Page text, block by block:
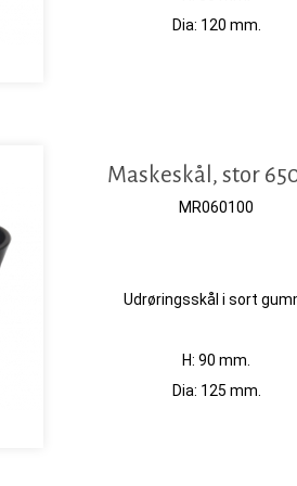
Dia: 120 mm.
Maskeskål, stor
MR060100
Udrøringsskål i sort
H: 90 mm.
Dia: 125 mm.